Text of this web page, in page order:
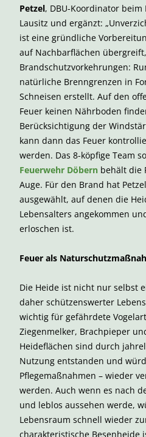
Petzel, DBU-Koordinator
Lausitz und ergänzt:
ist eine gründliche
auf Nachbarflächen
Brandschutzvorkehrungen:
natürliche Brenngrenzen in
Schneisen erstellt. Auf den
Feuer keinen Nährboden
Berücksichtigung der
kann dann das Feuer
werden. Das 8-köpfige Team
Feuerwehr Döbern behält die
Auge. Für den Brand hat
ausgewählt, auf denen die
Lebensalters angekommen
erloschen ist.
Feuer als
Die Heide ist nicht nur selbst
daher schützenswerter
wichtig für gefährdete
Ziegenmelker, Brachpieper
Heideflächen sind durch
Nutzung entstanden und
Pflegemaßnahmen – wieder
werden. Auch wenn es nach
und leblos aussehen werde,
Lebensraum schnell wieder
charakteristische Besenheide